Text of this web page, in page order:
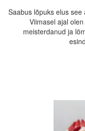
Saabus lõpuks elus
Viimasel ajal
meisterdanud ja